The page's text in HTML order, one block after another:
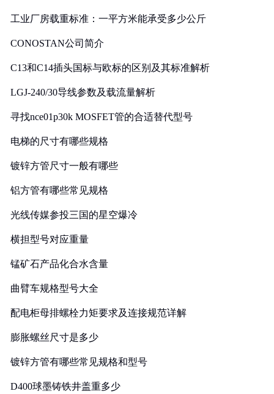
工业厂房载重标准：一平方米能承受多少公斤
CONOSTAN公司简介
C13和C14插头国标与欧标的区别及其标准解析
LGJ-240/30导线参数及载流量解析
寻找nce01p30k MOSFET管的合适替代型号
电梯的尺寸有哪些规格
镀锌方管尺寸一般有哪些
铝方管有哪些常见规格
光线传媒参投三国的星空爆冷
横担型号对应重量
锰矿石产品化合水含量
曲臂车规格型号大全
配电柜母排螺栓力矩要求及连接规范详解
膨胀螺丝尺寸是多少
镀锌方管有哪些常见规格和型号
D400球墨铸铁井盖重多少